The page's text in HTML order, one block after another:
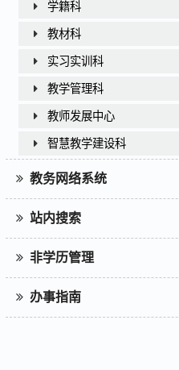
学籍科
教材科
实习实训科
教学管理科
教师发展中心
智慧教学建设科
教务网络系统
站内搜索
非学历管理
办事指南